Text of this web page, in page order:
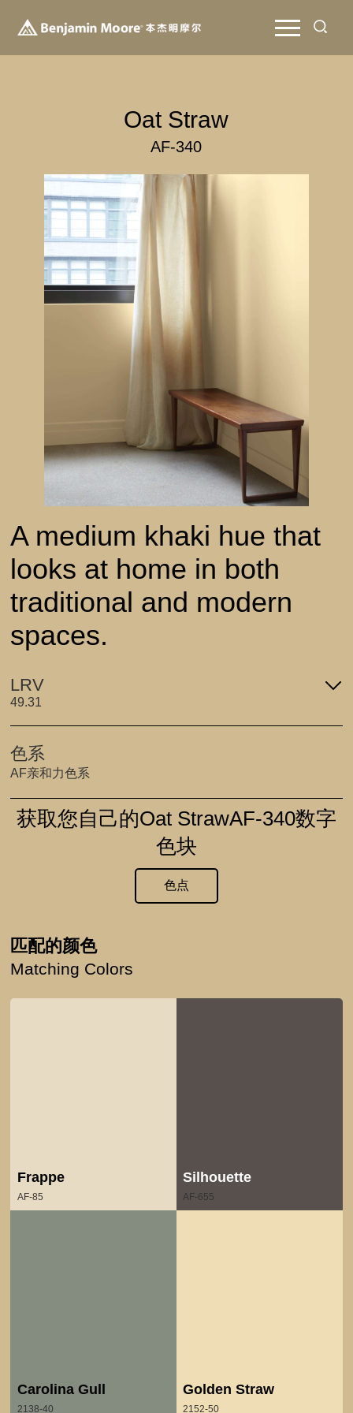
Oat Straw
AF-340
A medium khaki hue that
looks at home in both
traditional and modern
spaces.
LRV
49.31
色系
AF亲和力色系
获取您自己的Oat StrawAF-340数字
色块
色点
匹配的颜色
Matching Colors
Frappe
AF-85
Silhouette
AF-655
Carolina Gull
2138-40
Golden Straw
2152-50